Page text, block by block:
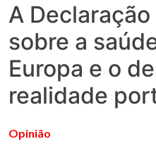
A
sobre a
Europa e o
realidade
Opinião